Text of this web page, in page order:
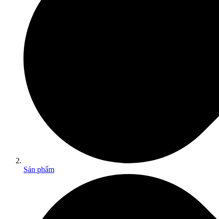
Sản phẩm